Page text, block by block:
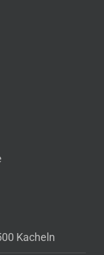
Kacheln